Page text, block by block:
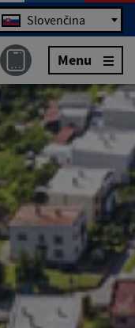
Slovenčina
Menu